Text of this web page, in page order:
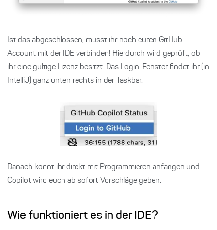
Ist das abgeschlossen, müsst ihr noch euren GitHub-
Account mit der IDE verbinden! Hierdurch wird geprüft, ob
ihr eine gültige Lizenz besitzt. Das Login-Fenster findet ihr (in
IntelliJ) ganz unten rechts in der Taskbar.
Danach könnt ihr direkt mit Programmieren anfangen und
Copilot wird euch ab sofort Vorschläge geben.
Wie funktioniert es in der IDE?